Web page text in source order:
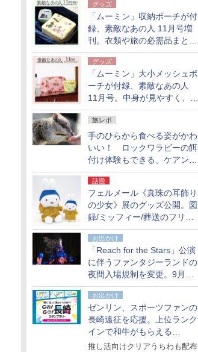
グッズ
「ムーミン」収納ポーチが付
録、素敵なあの人 11月号増
刊。衣類や旅の必需品まとま
る大小2個セット
グッズ
「ムーミン」大小メッシュポ
ーチが付録、素敵なあの人
11月号。中身が見やすく、温
泉スパにも使える
旅レポ
手のひらから食べる姿がかわ
いい！ ロックワラビーの餌
付け体験もできる、ケアンズ
でアサートン高原の日本語ガ
イド付きツアーに参加してみ
た
話題
フェルメール《真珠の耳飾り
の少女》展のグッズ公開。図
録/ミッフィー/葬送のフリー
レンほか、注目ブランドコラ
ボが実現
お出かけ
「Reach for the Stars」公演
に伴うファンタジーランドの
夜間入場規制を変更。9月か
ら18時50分～20時ごろに
お出かけ
ゼンリン、スポーツファンの
長崎遠征を応援。上位ランク
インで和牛がもらえる
「GO！GO！長崎スタンプラ
推し活向けクリアうちわも配布